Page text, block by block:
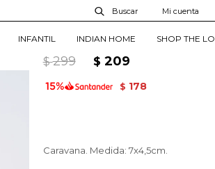
INFANTIL INDIAN HOME SHOP THE
Estampado 1
20344905417001
$ 299 $ 209
$ 178
Caravana. Medida: 7x4,5cm.